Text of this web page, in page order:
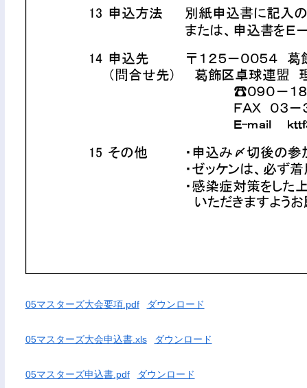
05マスターズ大会要項.pdf ダウンロード
05マスターズ大会申込書.xls ダウンロード
05マスターズ申込書.pdf ダウンロード